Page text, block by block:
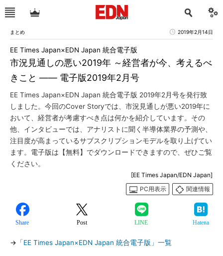
まとめ 2019年2月14日
市況見通しの悪い2019年 ～経営者が今、考えるべ
きこと ―― 電子版2019年2月号
EE Times Japan×EDN Japan 統合電子版
EE Times Japan×EDN Japan 統合電子版 2019年2月号を発行致
しました。今回のCover Storyでは、市況見通しが悪い2019年に
おいて、経営者が考慮すべき点は何かを紹介しています。その
他、インタビューでは、アナリストに聞く半導体業界の予測や、
注目度が高まっているサブスクリプションモデルを取り上げてい
ます。電子版は【無料】でダウンロードできますので、ぜひご覧
ください。
[EE Times Japan/EDN Japan]
PC用表示
関連情報
Share Post LINE Hatena
→ 「EE Times Japan×EDN Japan 統合電子版」一覧